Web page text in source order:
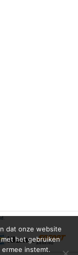
dat onze website
het gebruiken
instemt.